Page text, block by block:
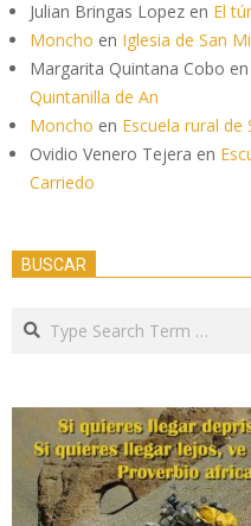
Julian Bringas Lopez en El
Moncho en Iglesia de San
Margarita Quintana Cobo en
Quintanilla de An
Moncho en Escuela rural de
Ovidio Venero Tejera en
Carriedo
BUSCAR
Search